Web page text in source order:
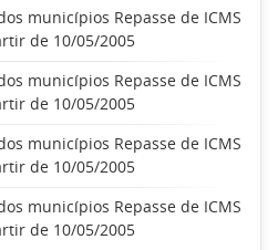
municípios Repasse de ICMS
de 10/05/2005
municípios Repasse de ICMS
de 10/05/2005
municípios Repasse de ICMS
de 10/05/2005
municípios Repasse de ICMS
de 10/05/2005